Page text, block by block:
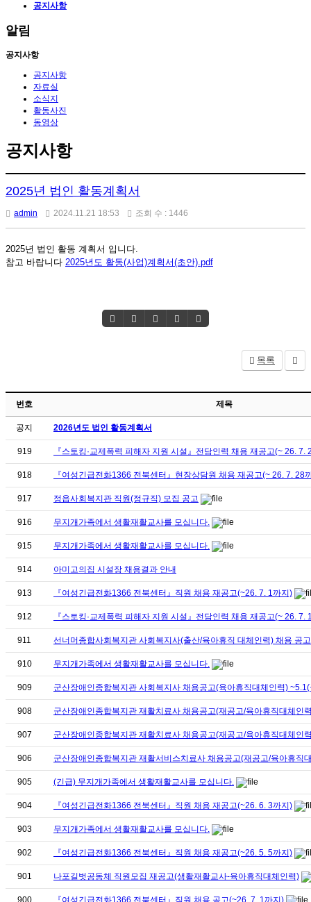
공지사항
알림
공지사항
공지사항
자료실
소식지
활동사진
동영상
공지사항
2025년 법인 활동계획서
admin 2024.11.21 18:53 조회 수 : 1446
2025년 법인 활동 계획서 입니다.
참고 바랍니다 2025년도 활동(사업)계획서(초안).pdf
목록
번호 제목
공지 2026년도 법인 활동계획서
919 『스토킹·교제폭력 피해자 지원 시설』전담인력 채용 재공고(~ 26. 7.
918 『여성긴급전화1366 전북센터』현장상담원 채용 재공고(~ 26. 7. 28
917 정읍사회복지관 직원(정규직) 모집 공고
916 무지개가족에서 생활재활교사를 모십니다.
915 무지개가족에서 생활재활교사를 모십니다.
914 아미고의집 시설장 채용결과 안내
913 『여성긴급전화1366 전북센터』직원 채용 재공고(~26. 7. 1까지)
912 『스토킹·교제폭력 피해자 지원 시설』전담인력 채용 재공고(~ 26. 7.
911 선너머종합사회복지관 사회복지사(출산/육아휴직 대체인력) 채용 공
910 무지개가족에서 생활재활교사를 모십니다.
909 군산장애인종합복지관 사회복지사 채용공고(육아휴직대체인력)
908 군산장애인종합복지관 재활치료사 채용공고(재공고/육아휴직대체인
907 군산장애인종합복지관 재활치료사 채용공고(재공고/육아휴직대체인
906 군산장애인종합복지관 재활서비스치료사 채용공고(재공고/육아휴직
905 (긴급) 무지개가족에서 생활재활교사를 모십니다.
904 『여성긴급전화1366 전북센터』직원 채용 재공고(~26. 6. 3까지)
903 무지개가족에서 생활재활교사를 모십니다.
902 『여성긴급전화1366 전북센터』직원 채용 재공고(~26. 5. 5까지)
901 나포길벗공동체 직원모집 재공고(생활재활교사-육아휴직대체인력)
900 『여성긴급전화1366 전북센터』직원 채용 공고(~26. 7. 1까지)